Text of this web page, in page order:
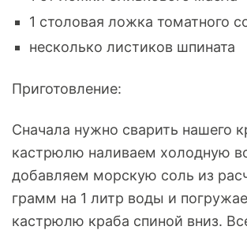
1 столовая ложка томатного
несколько листиков шпината
Приготовление:
Сначала нужно сварить нашего
кастрюлю наливаем холодную
добавляем морскую соль из
грамм на 1 литр воды и
кастрюлю краба спиной вниз.